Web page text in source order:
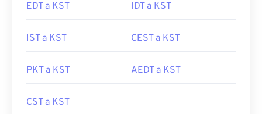
EDT a KST IDT a KST
IST a KST CEST a KST
PKT a KST AEDT a KST
CST a KST